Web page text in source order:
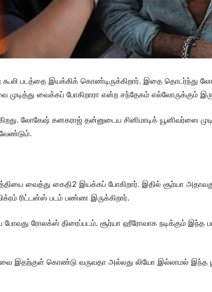
படத்தை இயக்கிக் கொண்டிருக்கிறார். இதை தொடர்ந்து
வைக்கப் போகிறாரா என்ற சந்தேகம் எல்லோருக்கும்
லோகேஷ் கனகராஜ் தன்னுடைய சினிமாடிக் யூனிவர்ஸை
வைத்து கைதி2 இயக்கப் போகிறார். இதில் சூர்யா
ரிட்டன்ஸ் படம் பண்ண இருக்கிறார்.
போவது ரோலக்ஸ் திரைப்படம். சூர்யா ஹீரோவாக நடிக்கும் இந்த
இதற்குள் கொண்டு வருவதா அல்லது லியோ இல்லாமல் இந்த